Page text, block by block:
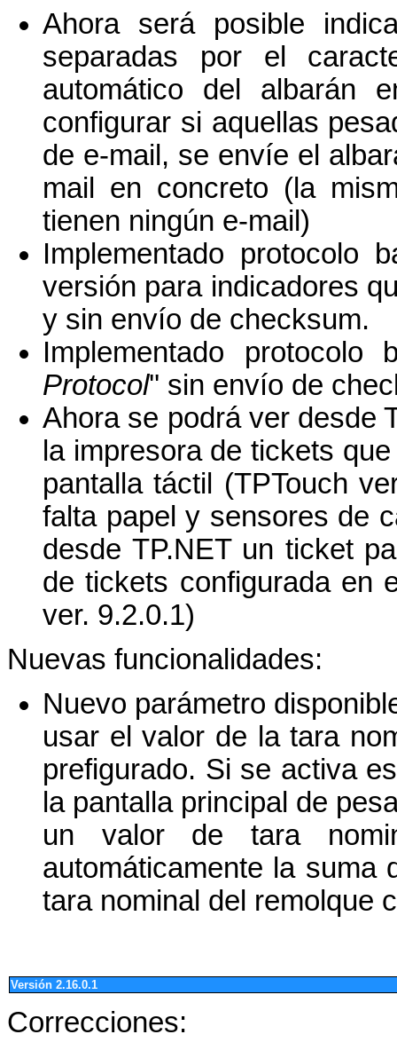
Ahora será posible
separadas por el
automático del albarán
configurar si aquellas
de e-mail, se envíe el
mail en concreto (la
tienen ningún e-mail)
Implementado protocolo
versión para indicadores
y sin envío de checksum.
Implementado protocolo
Protocol'' sin envío de
Ahora se podrá ver desde
la impresora de tickets
pantalla táctil (TPTouch
falta papel y sensores de
desde TP.NET un ticket
de tickets configurada en
ver. 9.2.0.1)
Nuevas funcionalidades:
Nuevo parámetro
usar el valor de la tara
prefigurado. Si se activa
la pantalla principal de
un valor de tara
automáticamente la suma
tara nominal del remolque
Versión 2.16.0.1
Correcciones: